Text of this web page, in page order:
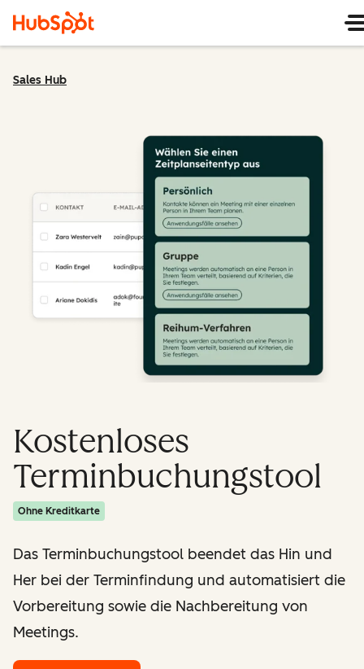
Sales Hub
Kostenloses
Terminbuchungstool
Ohne Kreditkarte
Das Terminbuchungstool beendet das Hin und
Her bei der Terminfindung und automatisiert die
Vorbereitung sowie die Nachbereitung von
Meetings.